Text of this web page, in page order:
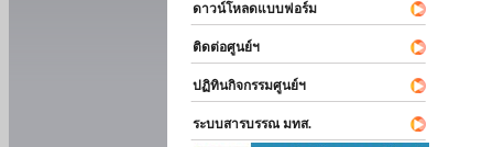
ดาวน์โหลดแบบฟอร์ม
ติดต่อศูนย์ฯ
ปฏิทินกิจกรรมศูนย์ฯ
ระบบสารบรรณ มทส.